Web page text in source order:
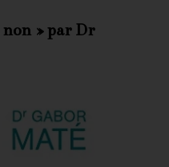
non» par Dr